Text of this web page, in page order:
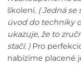
školení. ( Jedná se
úvod do techniky
ukazuje, že to
stačí. )Pro
nabízíme placené